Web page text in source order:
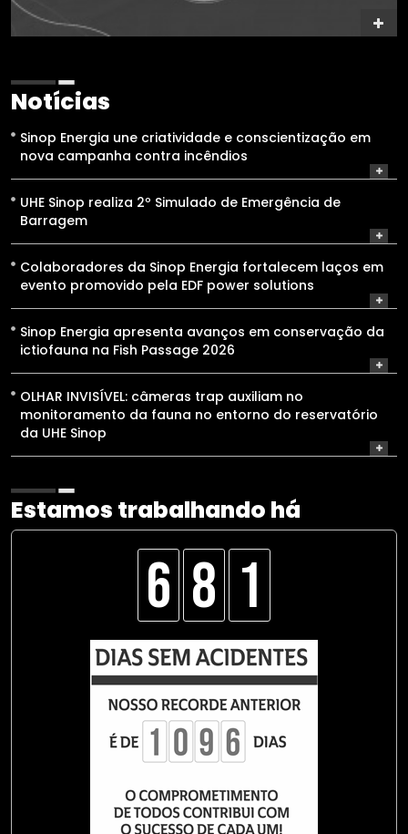
Sinop Energia une criatividade e conscientização em
nova campanha contra incêndios
UHE Sinop realiza 2º Simulado de Emergência de
Barragem
Colaboradores da Sinop Energia fortalecem laços em
evento promovido pela EDF power solutions
Sinop Energia apresenta avanços em conservação da
ictiofauna na Fish Passage 2026
OLHAR INVISÍVEL: câmeras trap auxiliam no
monitoramento da fauna no entorno do reservatório
da UHE Sinop
Estamos trabalhando há
6 8 1